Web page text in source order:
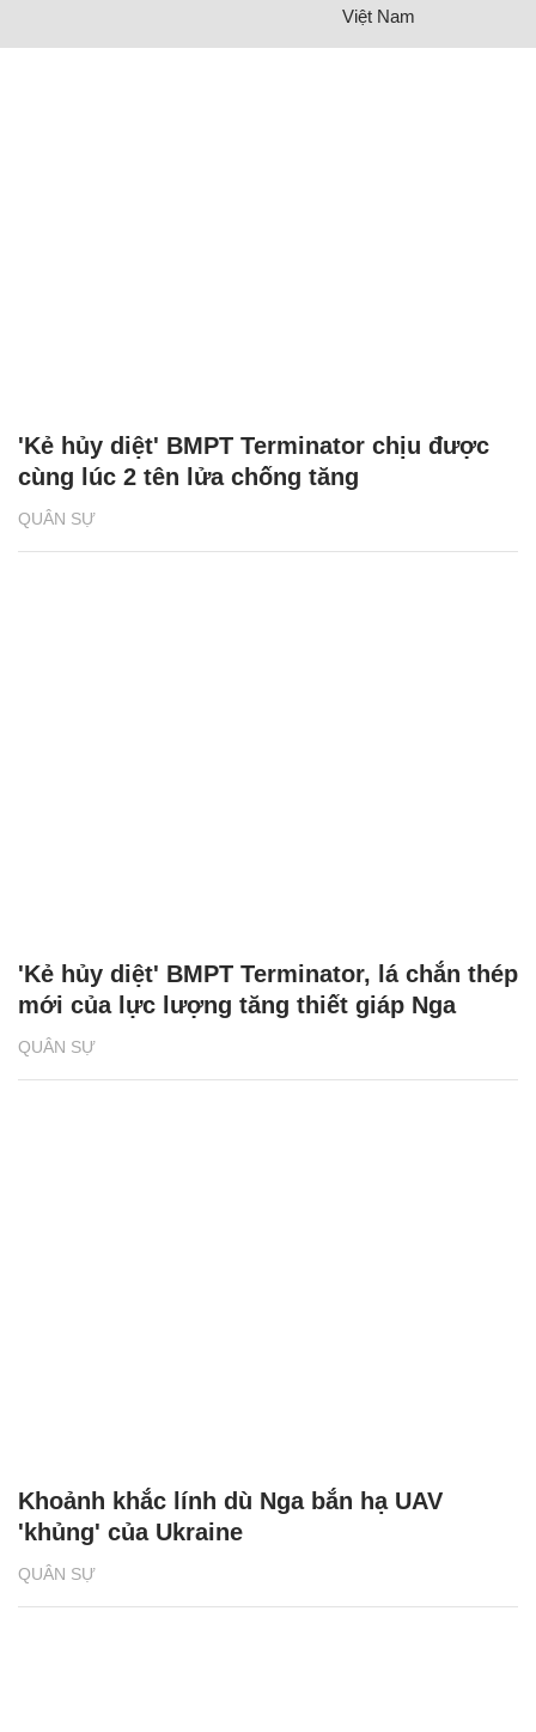
Việt Nam
QUÂN SỰ
'Kẻ hủy diệt' BMPT Terminator chịu được
cùng lúc 2 tên lửa chống tăng
QUÂN SỰ
'Kẻ hủy diệt' BMPT Terminator, lá chắn thép
mới của lực lượng tăng thiết giáp Nga
QUÂN SỰ
Khoảnh khắc lính dù Nga bắn hạ UAV
'khủng' của Ukraine